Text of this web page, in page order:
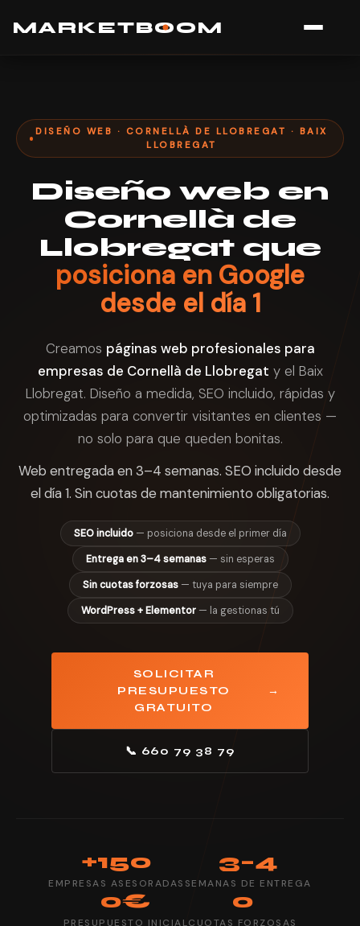
MARK ETBOOM
DISEÑO WEB · CORNELLÀ DE LLOBREGAT · BAIX
LLOBREGAT
Diseño web en
Cornellà de
Llobregat que
posiciona en Google
desde el día 1
Creamos páginas web profesionales para
empresas de Cornellà de Llobregat y el Baix
Llobregat. Diseño a medida, SEO incluido, rápidas y
optimizadas para convertir visitantes en clientes —
no solo para que queden bonitas.
Web entregada en 3–4 semanas. SEO incluido desde
el día 1. Sin cuotas de mantenimiento obligatorias.
SEO incluido— posiciona desde el primer día
Entrega en 3–4 semanas— sin esperas
Sin cuotas forzosas— tuya para siempre
WordPress + Elementor— la gestionas tú
SOLICITAR
PRESUPUESTO
GRATUITO
→
📞 660 79 38 79
+150
EMPRESAS ASESORADAS
3–4
SEMANAS DE ENTREGA
0€
PRESUPUESTO INICIAL
0
CUOTAS FORZOSAS